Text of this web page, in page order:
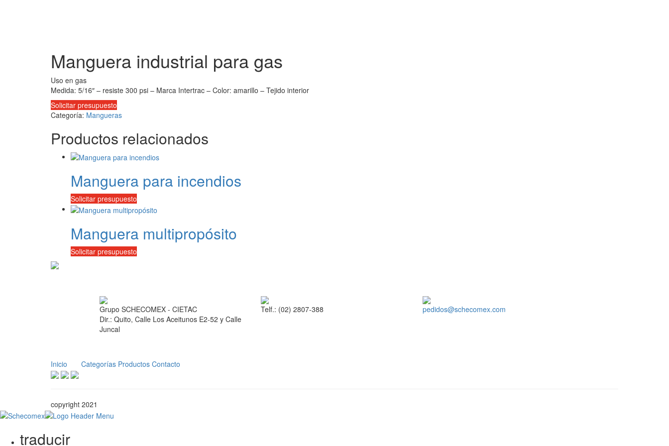
Manguera industrial para gas
Uso en gas
Medida: 5/16″ – resiste 300 psi – Marca Intertrac – Color: amarillo – Tejido interior
Solicitar presupuesto
Categoría: Mangueras
Productos relacionados
Manguera para incendios
Solicitar presupuesto
Manguera multipropósito
Solicitar presupuesto
Grupo SCHECOMEX - CIETAC
Dir.: Quito, Calle Los Aceitunos E2-52 y Calle
Juncal
Telf.: (02) 2807-388 pedidos@schecomex.com
Inicio Categorías Productos Contacto
copyright 2021
traducir